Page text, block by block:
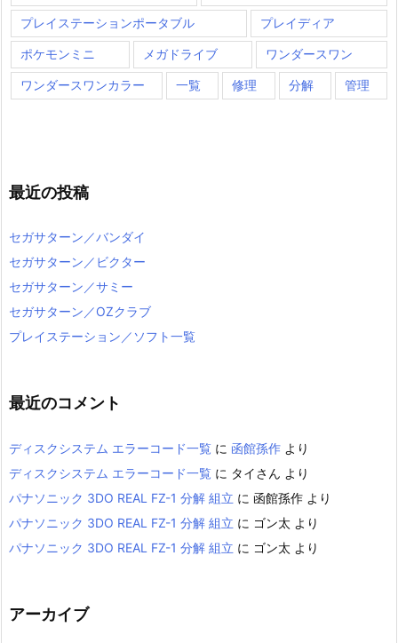
プレイステーションポータブル プレイディア
ポケモンミニ メガドライブ ワンダースワン
ワンダースワンカラー 一覧 修理 分解 管理
最近の投稿
セガサターン／バンダイ
セガサターン／ビクター
セガサターン／サミー
セガサターン／OZクラブ
プレイステーション／ソフト一覧
最近のコメント
ディスクシステム エラーコード一覧 に 函館孫作 より
ディスクシステム エラーコード一覧 に タイさん より
パナソニック 3DO REAL FZ-1 分解 組立 に 函館孫作 より
パナソニック 3DO REAL FZ-1 分解 組立 に ゴン太 より
パナソニック 3DO REAL FZ-1 分解 組立 に ゴン太 より
アーカイブ